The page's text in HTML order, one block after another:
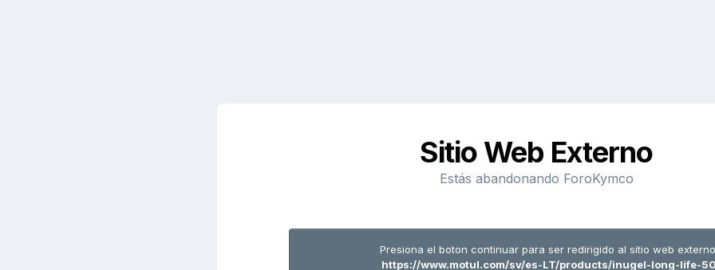
Sitio Web Externo
Estás abandonando ForoKymco
Presiona el boton continuar para ser redirigido al sitio web
https://www.motul.com/sv/es-LT/products/inugel-long-life-